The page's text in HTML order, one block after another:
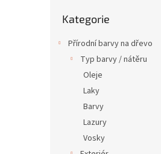
kategorie
Kategorie
Přírodní barvy na dřevo
Typ barvy / nátěru
Oleje
Laky
Barvy
Lazury
Vosky